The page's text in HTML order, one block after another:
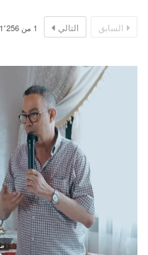
السابق التالي 1 من 1٬256